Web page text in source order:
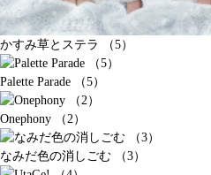
かすみ草とステラ （5）
Palette Parade （5）
Onephony （2）
なみだ色の消しごむ （3）